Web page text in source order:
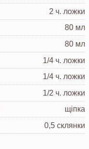
2 ч. ложки
80 мл
80 мл
1/4 ч. ложки
1/4 ч. ложки
1/2 ч. ложки
щіпка
0,5 склянки